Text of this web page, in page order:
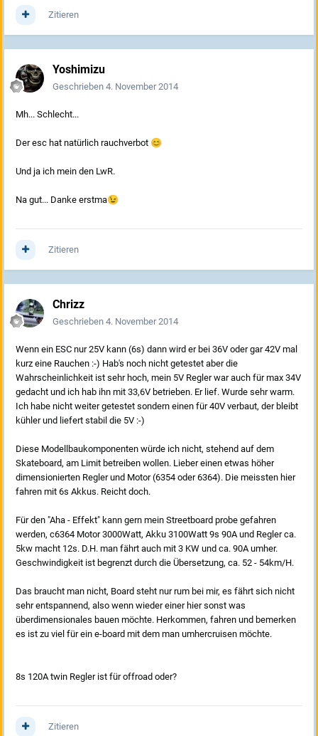
Zitieren
Yoshimizu
Geschrieben 4. November 2014
Mh... Schlecht...
Der esc hat natürlich rauchverbot 😊
Und ja ich mein den LwR.
Na gut... Danke erstma😉
Zitieren
Chrizz
Geschrieben 4. November 2014
Wenn ein ESC nur 25V kann (6s) dann wird er bei 36V oder gar 42V mal
kurz eine Rauchen :-) Hab's noch nicht getestet aber die
Wahrscheinlichkeit ist sehr hoch, mein 5V Regler war auch für max 34V
gedacht und ich hab ihn mit 33,6V betrieben. Er lief. Wurde sehr warm.
Ich habe nicht weiter getestet sondern einen für 40V verbaut, der bleibt
kühler und liefert stabil die 5V :-)
Diese Modellbaukomponenten würde ich nicht, stehend auf dem
Skateboard, am Limit betreiben wollen. Lieber einen etwas höher
dimensionierten Regler und Motor (6354 oder 6364). Die meissten hier
fahren mit 6s Akkus. Reicht doch.
Für den "Aha - Effekt" kann gern mein Streetboard probe gefahren
werden, c6364 Motor 3000Watt, Akku 3100Watt 9s 90A und Regler ca.
5kw macht 12s. D.H. man fährt auch mit 3 KW und ca. 90A umher.
Geschwindigkeit ist begrenzt durch die Übersetzung, ca. 52 - 54km/H.
Das braucht man nicht, Board steht nur rum bei mir, es fährt sich nicht
sehr entspannend, also wenn wieder einer hier sonst was
überdimensionales bauen möchte. Herkommen, fahren und bemerken
es ist zu viel für ein e-board mit dem man umhercruisen möchte.
8s 120A twin Regler ist für offroad oder?
Zitieren